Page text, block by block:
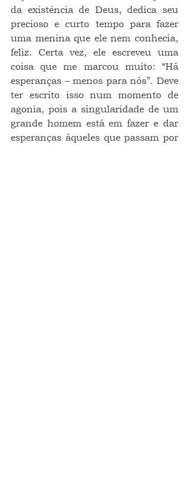
da existência de Deus, dedica seu
precioso e curto tempo para fazer
uma menina que ele nem conhecia,
feliz. Certa vez, ele escreveu uma
coisa que me marcou muito: “Há
esperanças – menos para nós”. Deve
ter escrito isso num momento de
agonia, pois a singularidade de um
grande homem está em fazer e dar
esperanças àqueles que passam por